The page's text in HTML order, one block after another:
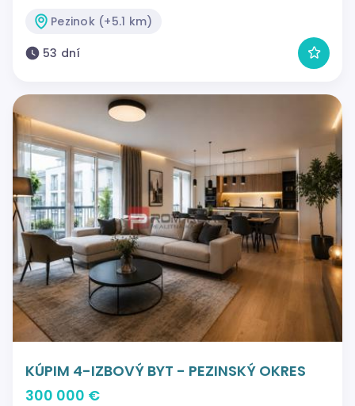
Pezinok (+5.1 km)
53 dní
KÚPIM 4-IZBOVÝ BYT - PEZINSKÝ OKRES
300 000 €